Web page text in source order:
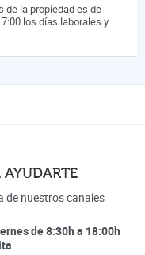
de la propiedad es de
los días laborales y
de nuestros canales
de 8:30h a 18:00h